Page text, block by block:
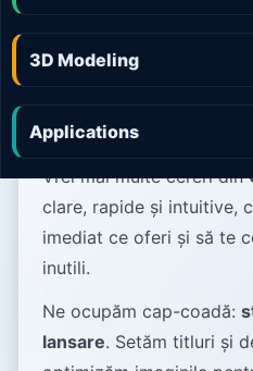
3D Modeling
Applications
Web Design
încredere.
Vrei mai multe cereri din
clare, rapide și intuitive,
imediat ce oferi și să te
inutili.
Ne ocupăm cap-coadă:
lansare. Setăm titluri și